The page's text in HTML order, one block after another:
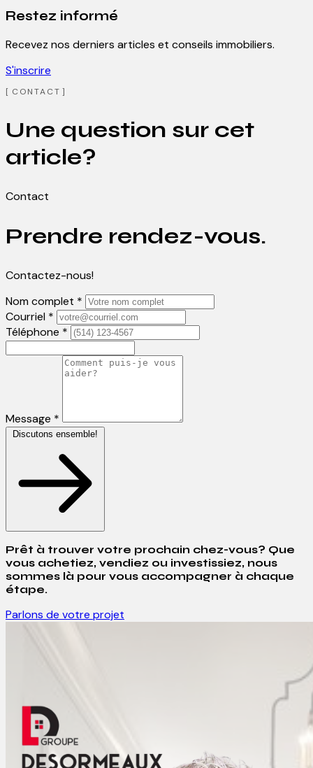
Restez informé
Recevez nos derniers articles et conseils immobiliers.
S'inscrire
CONTACT
Une question sur cet
article?
Contact
Prendre rendez-vous.
Contactez-nous!
Nom complet *
Courriel *
Téléphone *
Message *
Discutons ensemble!
Prêt à trouver votre prochain chez-vous? Que
vous achetiez, vendiez ou investissiez, nous
sommes là pour vous accompagner à chaque
étape.
Parlons de votre projet